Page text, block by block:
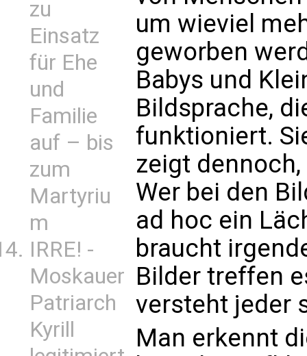
zu
Einsatz
für Ehe
und
Familie
auf – bis
zum
Martyriu
m
IRRE! -
Moskauer
Patriarch
Kyrill
um wieviel
geworben
Babys und
Bildsprache,
funktioniert.
zeigt
Wer bei den
ad hoc ein
braucht
Bilder treffen
versteht jeder
Man erkennt